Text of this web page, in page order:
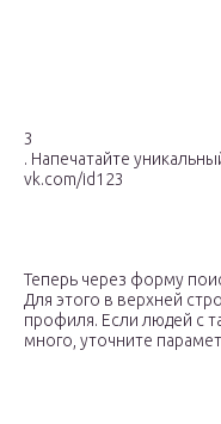
3
. Напечатайте
vk.com/id123
Теперь через форму
Для этого в верхней
профиля. Если людей с
много, уточните